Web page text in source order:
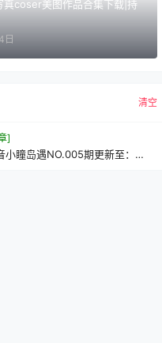
真coser美图作品合集下载|持
日
清空
]
小瞳岛遇NO.005期更新至：